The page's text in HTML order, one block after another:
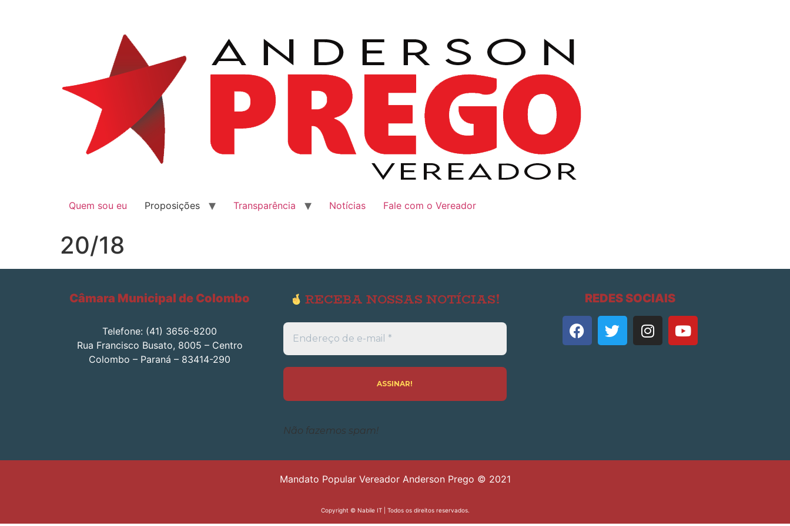
Quem sou eu Proposições Transparência Notícias Fale com o Vereador
20/18
Câmara Municipal de Colombo
Telefone: (41) 3656-8200
Rua Francisco Busato, 8005 – Centro
Colombo – Paraná – 83414-290
RECEBA NOSSAS NOTÍCIAS!
Endereço
de
e-
*
Não fazemos spam!
REDES SOCIAIS
Mandato Popular Vereador Anderson Prego © 2021
Copyright © Nabile IT| Todos os direitos reservados.